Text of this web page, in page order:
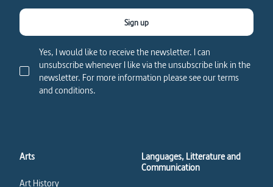
Yes, I would like to receive the newsletter. I can
unsubscribe whenever I like via the unsubscribe link in the
newsletter. For more information please see our terms
and conditions.
Sign up
Arts
Art History
Languages, Litterature and
Communication